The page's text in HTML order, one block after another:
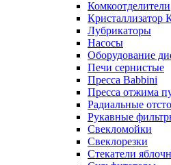
Комкоотделители
Кристаллизатор
Лубрикаторы
Насосы
Оборудование
Печи сернистые
Пресса Babbini
Пресса отжима
Радиальные
Рукавные
Свекломойки
Свеклорезки
Стекатели